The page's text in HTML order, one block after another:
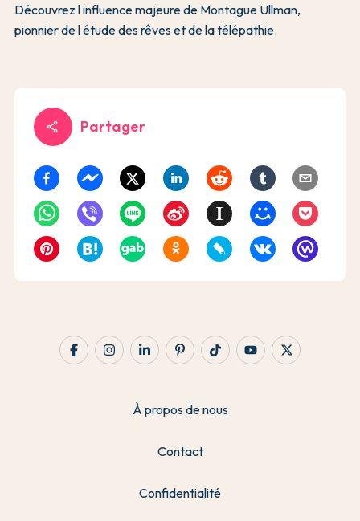
Découvrez l influence majeure de Montague Ullman,
pionnier de l étude des rêves et de la télépathie.
share Partager
À propos de nous
Contact
Confidentialité